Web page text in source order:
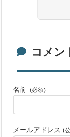
コメン
名前 (必須)
メールアドレス(